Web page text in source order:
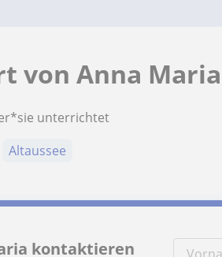
von Anna
unterrichtet
Altaussee
kontaktieren